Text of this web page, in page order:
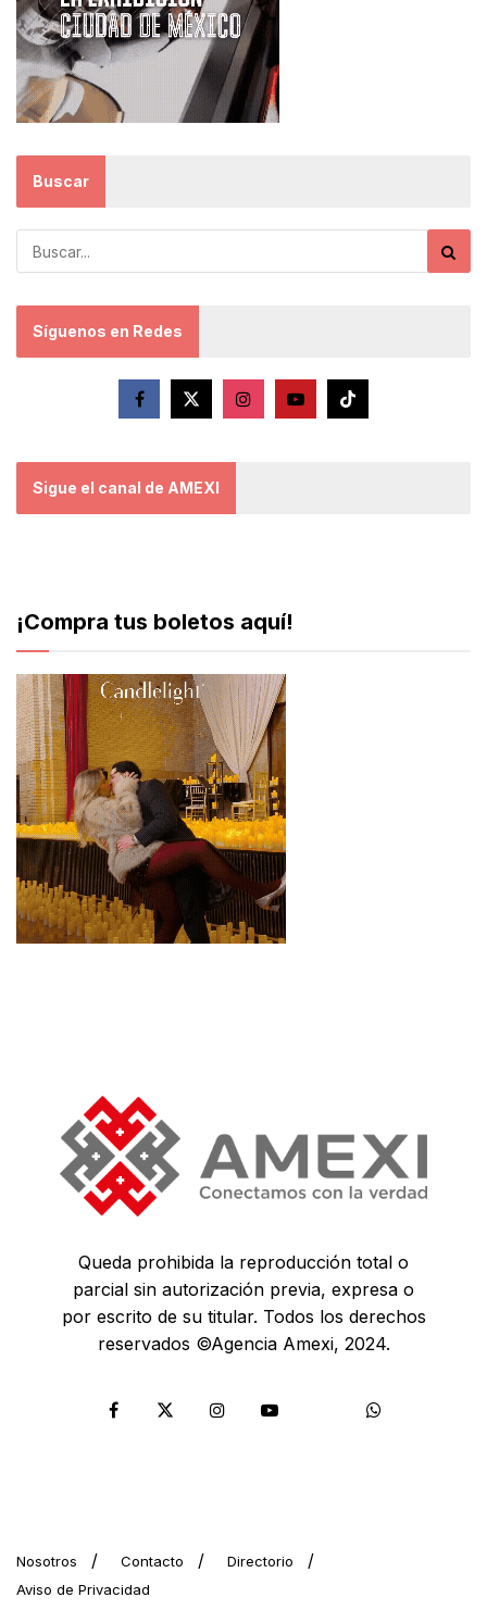
Buscar
Síguenos en Redes
Sigue el canal de AMEXI
¡Compra tus boletos aquí!
Queda prohibida la reproducción total o
parcial sin autorización previa, expresa o
por escrito de su titular. Todos los derechos
reservados ©Agencia Amexi, 2024.
Nosotros Contacto
Directorio
Aviso de Privacidad